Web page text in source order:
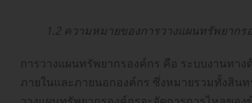
1.2 ความหมายของการวางแผนทรัพยากร
การวางแผนทรัพยากรองค์กร คือ ระบบงานทา
ภายในและภายนอกองค์กร ซึ่งหมายรวมทั้งสิน